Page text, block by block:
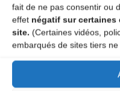
fait de ne pas consentir ou
effet négatif sur
site. (Certaines vidéos,
embarqués de sites tiers
Le